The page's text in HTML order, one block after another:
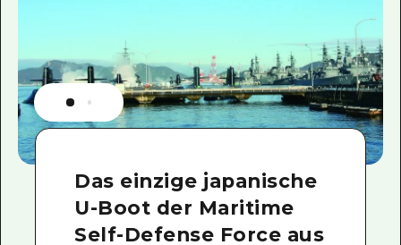
Das einzige japanische
U-Boot der Maritime
Self-Defense Force aus